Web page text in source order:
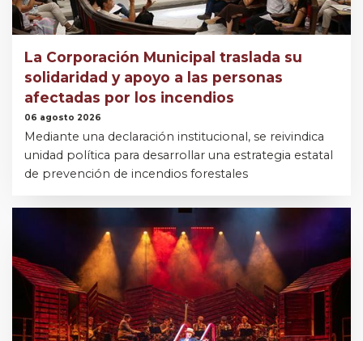
La Corporación Municipal traslada su
solidaridad y apoyo a las personas
afectadas por los incendios
06 agosto 2026
Mediante una declaración institucional, se reivindica
unidad política para desarrollar una estrategia estatal
de prevención de incendios forestales